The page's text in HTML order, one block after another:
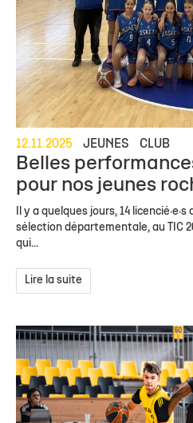
12.11.2025 JEUNES CLUB
Belles
pour nos jeunes
Il y a quelques jours, 14
sélection départementale, au TIC
qui...
Lire la suite